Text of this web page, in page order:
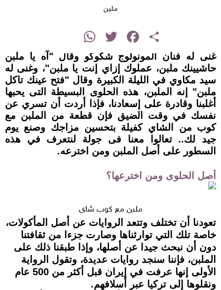
ملبن
Share
Facebook
Twitter
WhatsApp
غنى له فنان المونولوج شكوكو وقال "آه يا ملبن
حاشيينك ملبن، عملوك إزاي إنت يا ملبن"، وغنى له
سيد مكاوي في الليلة الكبيرة وقال "فتح عينك تاكل
ملبن" إنه الملبن، هذه الحلوى البسيطة التى يحبها
أغلبنا وقادرة على إسعادنا، فإذا أردت أن تسري عن
نفسك في وقت الضيق فإن قطعة من الملبن مع
كوب من الشاي كفيلة بتحسين مزاجك وصنع يوم
جيد لك.. تعالوا معنا فى جولة لنتعرف في هذه
السطور على أصل الملبن ومن اخترعه.
أصل الحلوى ومن اخترعها؟
ملبن مع كوب شاي
تعودنا أن تختلف وتتعد الروايات عن أصل المأكولات،
خاصة تلك التي توارثناها وصارت جزءا من ثقافتنا
دون أن نبحث جيدا عن أصلها، وإذا طبقنا ذلك على
الملبن، فإننا سنجد روايات عديدة، وتقول الرواية
الأولى إنها عرفت في إيران قبل أكثر من 500 عام
ونقلوها إلى تركيا عبر أسلافهم.